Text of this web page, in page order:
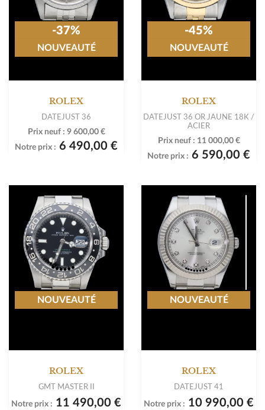
ROLEX
DATEJUST 36
Prix neuf : 9 600,00 €
Notre prix : 6 490,00 €
-37%
NOUVEAUTÉ
ROLEX
DATEJUST 36 OR JAUNE 18K /
ACIER
Prix neuf : 11 000,00 €
Notre prix : 6 590,00 €
-45%
NOUVEAUTÉ
ROLEX
GMT MASTER II
Notre prix : 11 490,00 €
NOUVEAUTÉ
ROLEX
DATEJUST 41
Notre prix : 10 990,00 €
NOUVEAUTÉ